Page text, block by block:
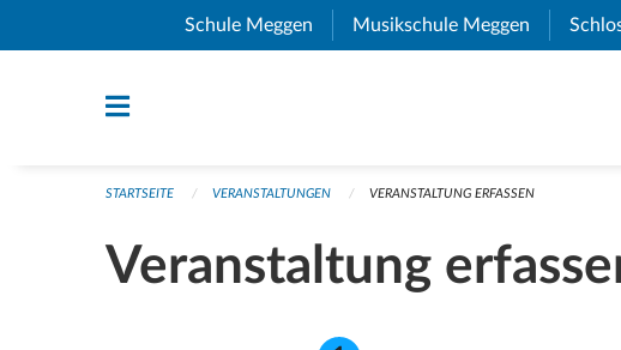
Navigation überspringen
Schule Meggen (External Link)
Musikschule Meggen (External
STARTSEITE VERANSTALTUNGEN VERANSTALTUNG ERFASSEN
Veranstaltung